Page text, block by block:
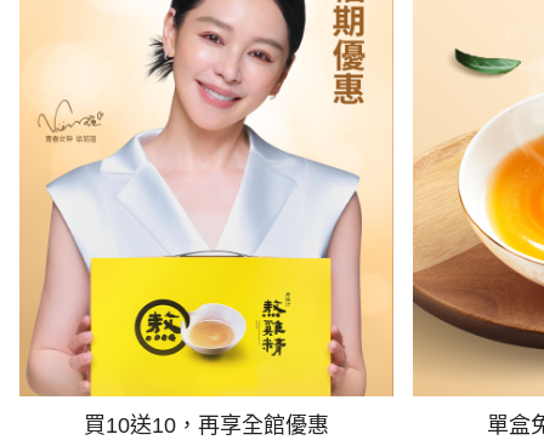
買10送10，再享全館優惠 單盒